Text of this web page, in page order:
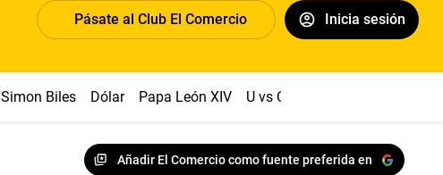
Pásate al Club El Comercio Inicia sesión
Simon Biles Dólar Papa León XIV U vs Cristal
Añadir El Comercio como fuente preferida en